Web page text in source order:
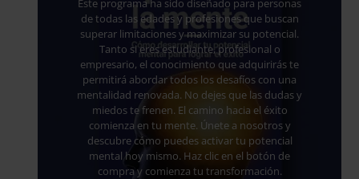
de todas las edades y profesiones que buscan
superar limitaciones y maximizar su potencial.
Tanto si eres estudiante, profesional o
empresario, el conocimiento que adquirirás te
permitirá abordar todos los desafíos con una
mentalidad renovada. No dejes que las dudas y
miedos te frenen. El camino hacia el éxito
comienza en tu mente. Únete a nosotros y
descubre cómo puedes activar tu potencial
mental hoy mismo. Haz clic en el botón de
compra y comienza tu transformación.